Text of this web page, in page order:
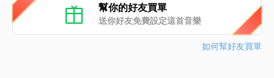
幫你的好友買單
送你好友免費設定這首音樂
如何幫好友買單